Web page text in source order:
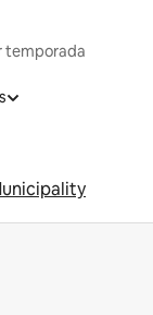
temporada